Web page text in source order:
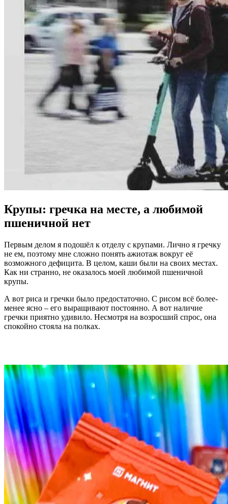
Крупы: гречка на месте, а любимой
пшеничной нет
Первым делом я подошёл к отделу с крупами. Лично я гречку
не ем, поэтому мне сложно понять ажиотаж вокруг её
возможного дефицита. В целом, каши были на своих местах.
Как ни странно, не оказалось моей любимой пшеничной
крупы.
А вот риса и гречки было предостаточно. С рисом всё более-
менее ясно – его выращивают постоянно. А вот наличие
гречки приятно удивило. Несмотря на возросший спрос, она
спокойно стояла на полках.